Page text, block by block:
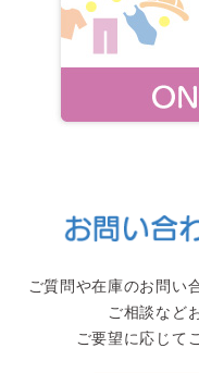
ご質問や在庫のお問い
ご相談など
ご要望に応じて